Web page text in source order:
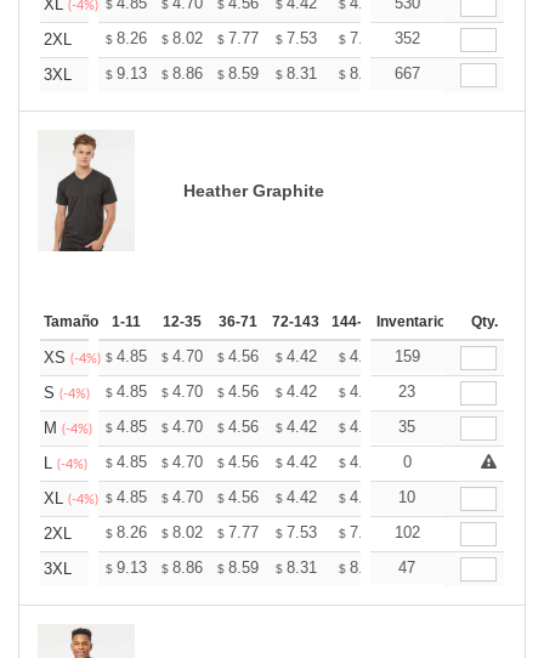
XL (-4%) $ $ $ $ $ $
2XL
$ 8.26 $ 8.02 $ 7.77 $ 7.53 $ 7.28 $7.16
352
3XL
$ 9.13 $ 8.86 $ 8.59 $ 8.31 $ 8.04 $7.91
667
Heather Graphite
Tamaño 1-11 12-35 36-71 72-143 144-287 288 + Mas
Inventario Qty.
XS (-4%) $ 4.85 $ 4.70 $ 4.56 $ 4.42 $ 4.27 $4.20
159
S (-4%) $ 4.85 $ 4.70 $ 4.56 $ 4.42 $ 4.27 $4.20
23
M (-4%) $ 4.85 $ 4.70 $ 4.56 $ 4.42 $ 4.27 $4.20
35
L (-4%) $ 4.85 $ 4.70 $ 4.56 $ 4.42 $ 4.27 $ +
0
XL (-4%) $ 4.85 $ 4.70 $ 4.56 $ 4.42 $ 4.27 $4.20
10
2XL
$ 8.26 $ 8.02 $ 7.77 $ 7.53 $ 7.28 $7.16
102
3XL
$ 9.13 $ 8.86 $ 8.59 $ 8.31 $ 8.04 $7.91
47